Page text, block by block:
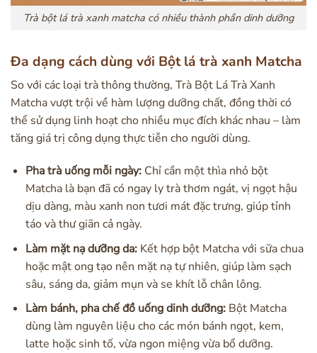
Trà bột lá trà xanh matcha có nhiều thành phần dinh dưỡng
Đa dạng cách dùng với Bột lá trà xanh Matcha
So với các loại trà thông thường, Trà Bột Lá Trà Xanh
Matcha vượt trội về hàm lượng dưỡng chất, đồng thời có
thể sử dụng linh hoạt cho nhiều mục đích khác nhau – làm
tăng giá trị công dụng thực tiễn cho người dùng.
Pha trà uống mỗi ngày:Chỉ cần một thìa nhỏ bột
Matcha là bạn đã có ngay ly trà thơm ngát, vị ngọt hậu
dịu dàng, màu xanh non tươi mát đặc trưng, giúp tỉnh
táo và thư giãn cả ngày.
Làm mặt nạ dưỡng da:Kết hợp bột Matcha với sữa chua
hoặc mật ong tạo nên mặt nạ tự nhiên, giúp làm sạch
sâu, sáng da, giảm mụn và se khít lỗ chân lông.
Làm bánh, pha chế đồ uống dinh dưỡng:Bột Matcha
dùng làm nguyên liệu cho các món bánh ngọt, kem,
latte hoặc sinh tố, vừa ngon miệng vừa bổ dưỡng.